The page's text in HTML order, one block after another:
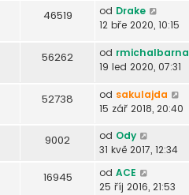
46519 od Drake
12 bře 2020, 10:15
56262 od rmichalbarna
19 led 2020, 07:31
52738 od sakulajda
15 zář 2018, 20:40
9002 od Ody
31 kvě 2017, 12:34
16945 od ACE
25 říj 2016, 21:53